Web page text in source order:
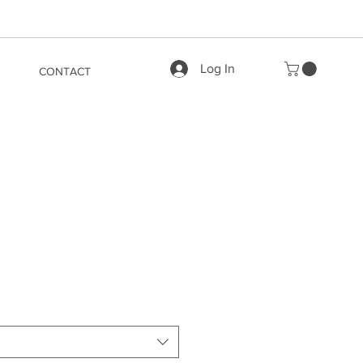
CONTACT Log In